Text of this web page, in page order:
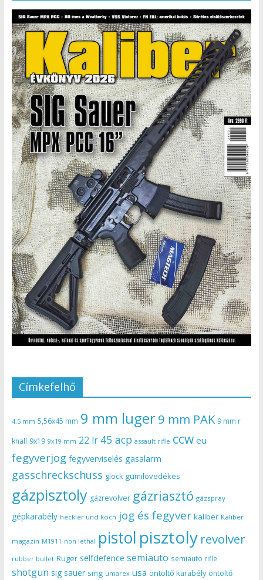
Címkefelhő
4,5 mm 5,56x45 mm 9 mm luger9 mm PAK 9 mm r
knall 9x19 9x19 mm 22 lr 45 acp assault rifle ccw eu
fegyverjog fegyverviselés gasalarm
gasschreckschuss glock gumilövedékes
gázpisztoly gázrevolver gázriasztó gázspray
gépkarabély heckler und koch jog és fegyver kaliber Kaliber
magazin M1911 non lethal pistol pisztoly revolver
rubber bullet Ruger selfdefence semiauto semiauto rifle
shotgun sig sauer smg umarex usa öntöltő karabély öntöltő